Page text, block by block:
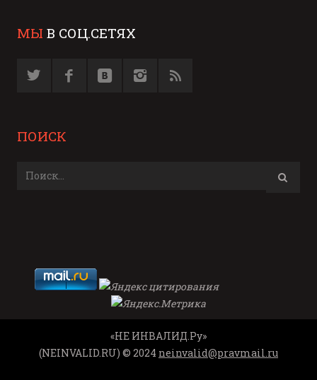
МЫ В СОЦ.СЕТЯХ
ПОИСК
«НЕ ИНВАЛИД.Ру»
(NEINVALID.RU) © 2024 neinvalid@pravmail.ru